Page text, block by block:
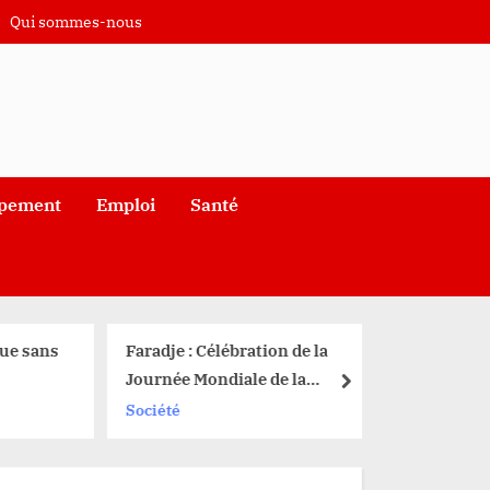
Qui sommes-nous
Emploi Santé
sans
Faradje : Célébration de la
Journée Mondiale de la
Jeunesse avec le soutien de
Société
next